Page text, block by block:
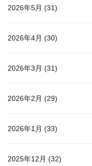
2026年5月 (31)
2026年4月 (30)
2026年3月 (31)
2026年2月 (29)
2026年1月 (33)
2025年12月 (32)